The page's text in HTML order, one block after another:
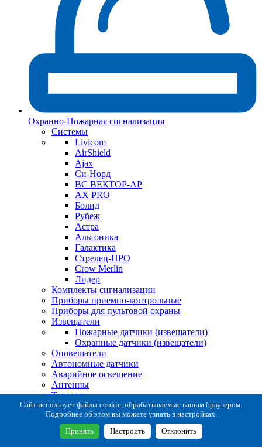
Охранно-Пожарная сигнализация
Системы
Livicom
AirShield
Ajax
Си-Норд
ВС ВЕКТОР-АР
AX PRO
Болид
Рубеж
Астра
Альтоника
Галактика
Стрелец-ПРО
Crow Merlin
Лидер
Комплекты сигнализации
Приборы приемно-контрольные
Приборы для пультовой охраны
Извещатели
Пожарные датчики (извещатели)
Охранные датчики (извещатели)
Оповещатели
Автономные датчики
Аварийное освещение
Антенны
Тестеры
Система сбора извещений
Расходные и монтажные материалы
Коробки коммутационные
Кронштейны для извещателей
Сайт использует файлы cookie, обрабатываемые вашим браузером.
Подробнее об этом вы можете узнать в настройках.
Принять Настроить Отклонить